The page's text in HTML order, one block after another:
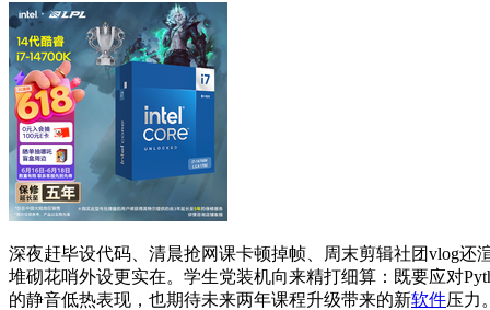
深夜赶毕设代码、清晨抢网课卡顿掉帧、周末剪辑社团vlog
堆砌花哨外设更实在。学生党装机向来精打细算：既要应对
的静音低热表现，也期待未来两年课程升级带来的新软件压力